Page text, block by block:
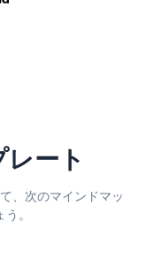
ート
、次のマインドマッ
。